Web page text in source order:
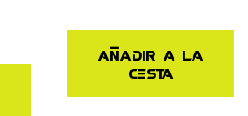
Añadir a la
cesta